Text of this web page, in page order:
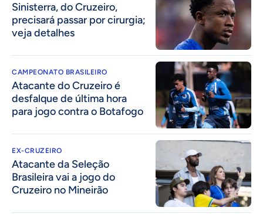
Sinisterra, do Cruzeiro,
precisará passar por cirurgia;
veja detalhes
CAMPEONATO BRASILEIRO
Atacante do Cruzeiro é
desfalque de última hora
para jogo contra o Botafogo
EX-CRUZEIRO
Atacante da Seleção
Brasileira vai a jogo do
Cruzeiro no Mineirão